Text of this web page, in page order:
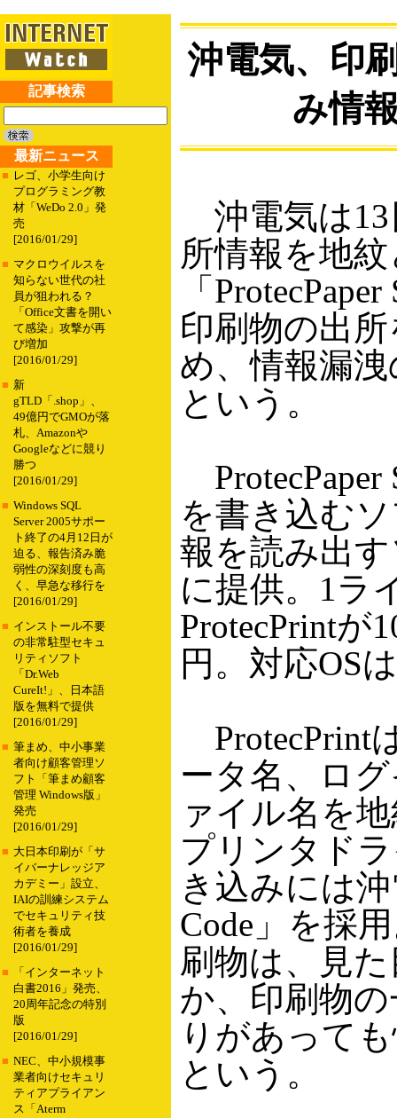
記事検索
最新ニュース
■ レゴ、小学生向け
プログラミング教
材「WeDo 2.0」発
売
[2016/01/29]
■ マクロウイルスを
知らない世代の社
員が狙われる？
「Office文書を開い
て感染」攻撃が再
び増加
[2016/01/29]
■ 新
gTLD「.shop」、
49億円でGMOが落
札、Amazonや
Googleなどに競り
勝つ
[2016/01/29]
■ Windows SQL
Server 2005サポー
ト終了の4月12日が
迫る、報告済み脆
弱性の深刻度も高
く、早急な移行を
[2016/01/29]
■ インストール不要
の非常駐型セキュ
リティソフト
「Dr.Web
CureIt!」、日本語
版を無料で提供
[2016/01/29]
■ 筆まめ、中小事業
者向け顧客管理ソ
フト「筆まめ顧客
管理 Windows版」
発売
[2016/01/29]
■ 大日本印刷が「サ
イバーナレッジア
カデミー」設立、
IAIの訓練システム
でセキュリティ技
術者を養成
[2016/01/29]
■
「インターネット
白書2016」発売、
20周年記念の特別
版
[2016/01/29]
■ NEC、中小規模事
業者向けセキュリ
ティアプライアン
ス「Aterm
沖電気、印
み情
沖電気は13
所情報を地
「
印刷物の出
め、情報漏
という。
ProtecPaper
を書き込む
報を読み出す
に提供。1ラ
ProtecPrintが
円。対応OS
ProtecPrint
ータ名、ロ
ァイル名を
プリンタド
き込みには
Code」を採
刷物は、見
か、印刷物
りがあって
という。